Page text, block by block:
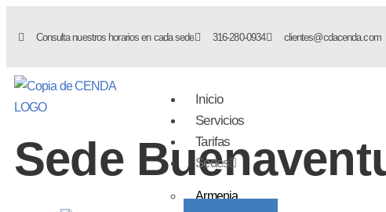
Consulta nuestros horarios en cada sede 316-280-0934 clientes@cdacenda.com
Inicio
Servicios
Tarifas
Sedes
Armenia
Sede